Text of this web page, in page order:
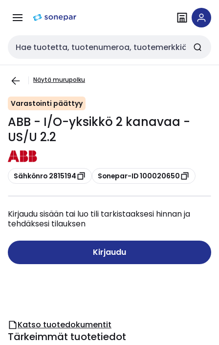
navigointiinsisältöön
Haku
Näytä murupolku
Varastointi päättyy
ABB - I/O-yksikkö 2 kanavaa -
US/U 2.2
Kopioi
Sähkönro 2815194 Kopioi
Sonepar-ID 100020650
Kirjaudu sisään tai luo tili tarkistaaksesi hinnan ja
tehdäksesi tilauksen
Kirjaudu
Katso tuotedokumentit
Tärkeimmät tuotetiedot